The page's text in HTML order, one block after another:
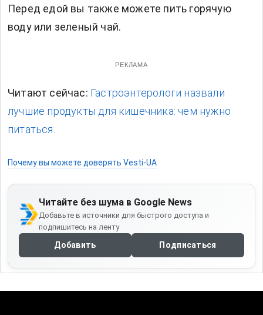
Перед едой вы также можете пить горячую
воду или зеленый чай.
РЕКЛАМА
Читают сейчас: Гастроэнтерологи назвали
лучшие продукты для кишечника: чем нужно
питаться.
Почему вы можете доверять Vesti-UA
Читайте без шума в Google News
Добавьте в источники для быстрого доступа и
подпишитесь на ленту
Добавить Подписаться